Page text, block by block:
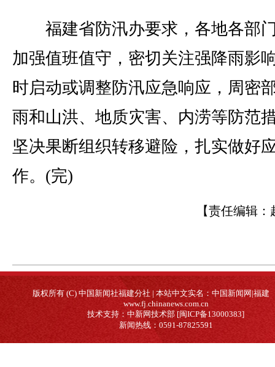
福建省防汛办要求，各地各部
加强值班值守，密切关注强降雨影
时启动或调整防汛应急响应，周密
雨和山洪、地质灾害、内涝等防范
坚决果断组织转移避险，扎实做好
作。(完)
【责任编辑：
版权所有 (C) 中国新闻社福建分社 | 本站中文实名：中国新闻网|福建
www.fj.chinanews.com.cn
技术支持：中新网技术部 [闽ICP备13000383]
新闻热线：0591-87825591